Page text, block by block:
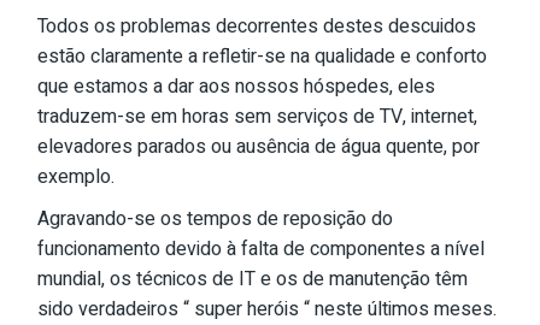
Todos os problemas decorrentes destes descuidos
estão claramente a refletir-se na qualidade e conforto
que estamos a dar aos nossos hóspedes, eles
traduzem-se em horas sem serviços de TV, internet,
elevadores parados ou ausência de água quente, por
exemplo.
Agravando-se os tempos de reposição do
funcionamento devido à falta de componentes a nível
mundial, os técnicos de IT e os de manutenção têm
sido verdadeiros “ super heróis “ neste últimos meses.